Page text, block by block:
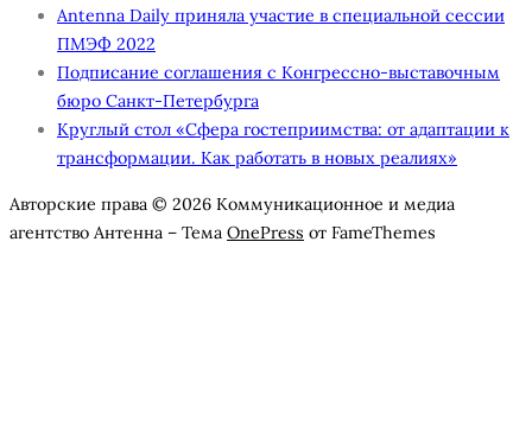
Antenna Daily приняла участие в специальной сессии
ПМЭФ 2022
Подписание соглашения с Конгрессно-выставочным
бюро Санкт-Петербурга
Круглый стол «Сфера гостеприимства: от адаптации к
трансформации. Как работать в новых реалиях»
Авторские права © 2026 Коммуникационное и медиа
агентство Антенна – Тема OnePress от FameThemes